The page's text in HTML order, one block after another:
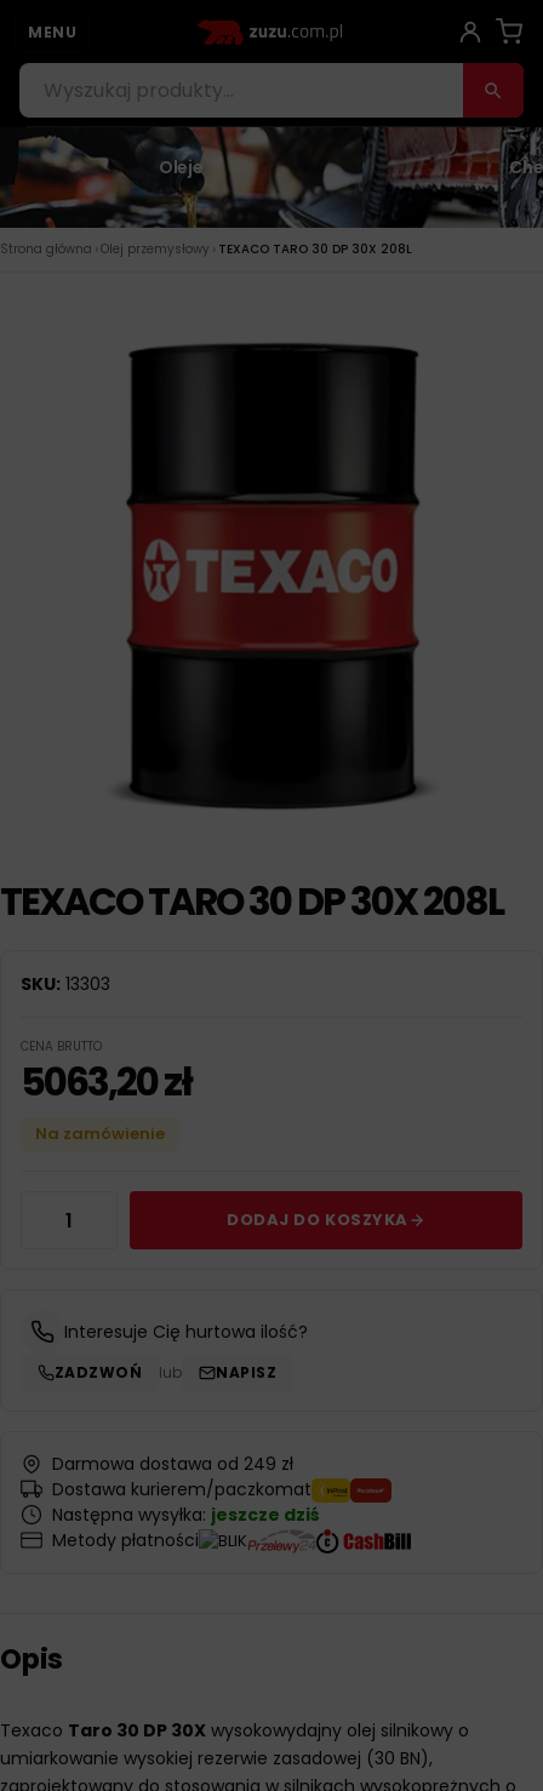
MENU
Oleje
Strona główna › Olej przemysłowy › TEXACO TARO 30 DP 30X 208L
TEXACO TARO 30 DP 30X 208L
SKU: 13303
CENA BRUTTO
5063,20zł
Na zamówienie
DODAJ DO KOSZYKA
Interesuje Cię hurtowa ilość?
ZADZWOŃ lub NAPISZ
Darmowa dostawa od 249 zł
Dostawa kurierem/paczkomat
Następna wysyłka: jeszcze dziś
Metody płatności
Opis
Texaco Taro 30 DP 30X wysokowydajny olej silnikowy o
umiarkowanie wysokiej rezerwie zasadowej (30 BN),
zaprojektowany do stosowania w silnikach wysokoprężnych o